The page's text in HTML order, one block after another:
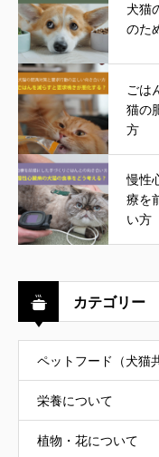
犬猫
のた
ごは
猫の
方
慢性
療を
い方
カテゴリー
ペットフード（犬猫
栄養について
植物・花について